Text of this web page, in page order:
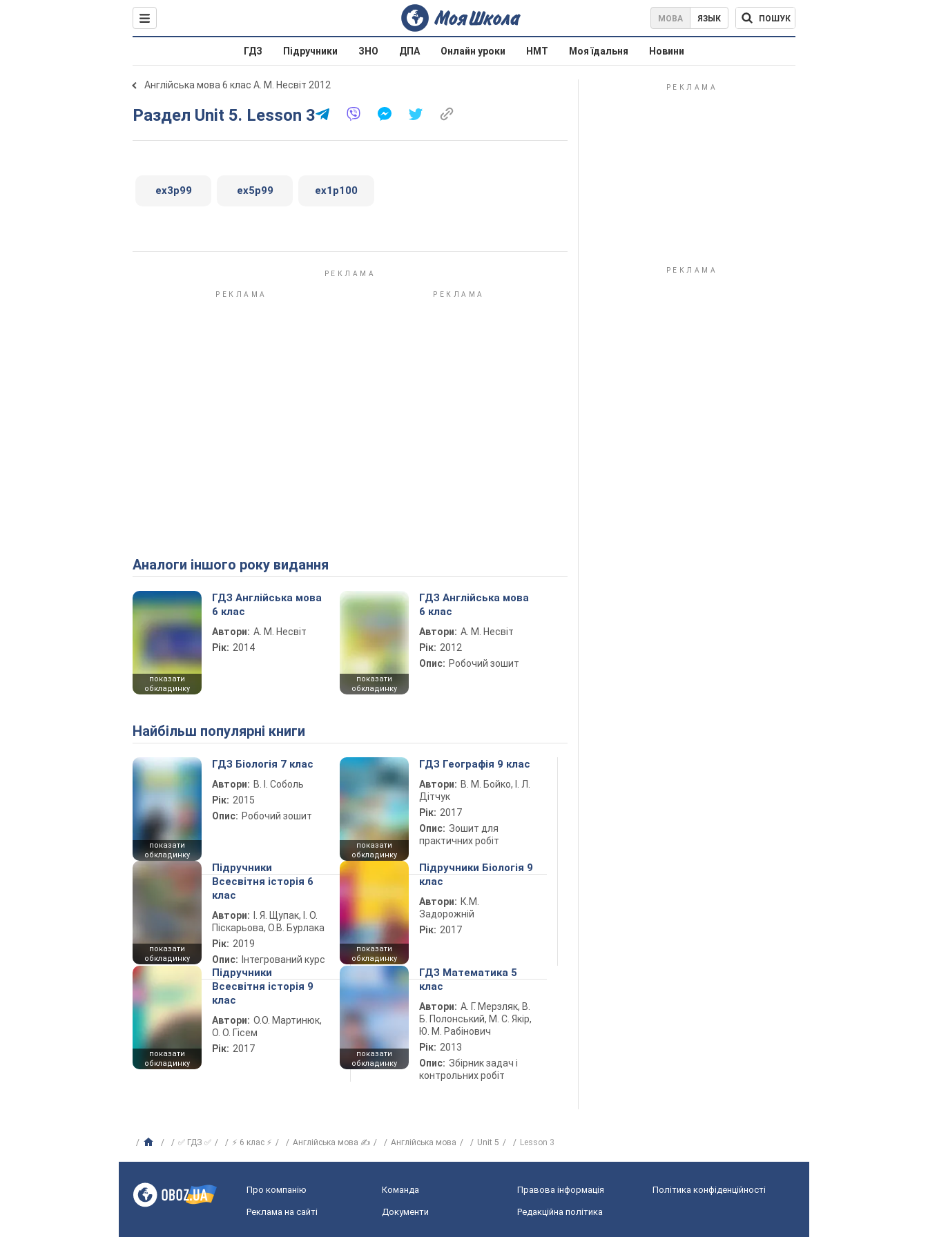
МОВА ЯЗЫК ПОШУК
ГДЗ Підручники ЗНО ДПА Онлайн уроки НМТ Моя їдальня Новини
Англійська мова 6 клас А. М. Несвіт 2012
Раздел Unit 5. Lesson 3
ex3p99 ex5p99 ex1p100
Аналоги іншого року видання
показати
обкладинку
ГДЗ Англійська мова
6 клас
Автори: А. М. Несвіт
Рік: 2014
показати
обкладинку
ГДЗ Англійська мова
6 клас
Автори: А. М. Несвіт
Рік: 2012
Опис: Робочий зошит
Найбільш популярні книги
показати
обкладинку
ГДЗ Біологія 7 клас
Автори: В. І. Соболь
Рік: 2015
Опис: Робочий зошит
показати
обкладинку
ГДЗ Географія 9 клас
Автори: В. М. Бойко, І. Л.
Дітчук
Рік: 2017
Опис: Зошит для
практичних робіт
показати
обкладинку
Підручники
Всесвітня історія 6
клас
Автори:
І. Я. Щупак, І. О.
Піскарьова, О.В. Бурлака
Рік: 2019
Опис: Інтегрований курс
показати
обкладинку
Підручники Біологія 9
клас
Автори: К.М.
Задорожній
Рік: 2017
показати
обкладинку
Підручники
Всесвітня історія 9
клас
Автори: О.О. Мартинюк,
О. О. Гісем
Рік: 2017
показати
обкладинку
ГДЗ Математика 5
клас
Автори: А. Г. Мерзляк, В.
Б. Полонський, М. С. Якір,
Ю. М. Рабінович
Рік: 2013
Опис: Збірник задач і
контрольних робіт
✅ ГДЗ ✅ ⚡ 6 клас ⚡ Англійська мова ✍ Англійська мова Unit 5 Lesson 3
Про компанію Команда Правова інформація Політика конфіденційності
Реклама на сайті Документи Редакційна політика